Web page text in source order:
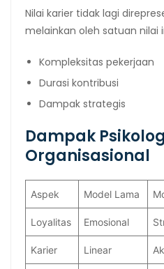
Nilai karier tidak lagi
melainkan oleh satuan nilai
Kompleksitas pekerjaan
Durasi kontribusi
Dampak strategis
Dampak
Organisasional
Aspek Model Lama
Loyalitas Emosional
Karier Linear